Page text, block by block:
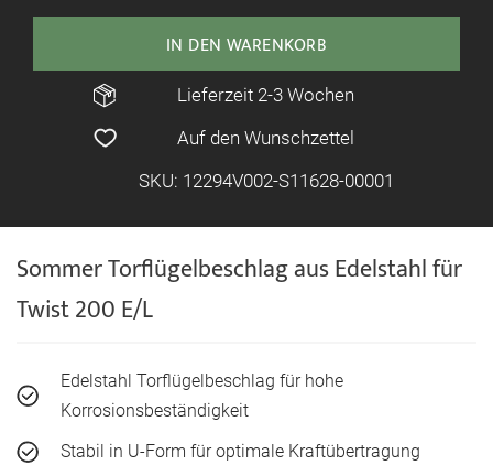
Sommer Torflügelbeschlag aus Edelstahl für
Twist 200 E/L
IN DEN WARENKORB
Lieferzeit 2-3 Wochen
Auf den Wunschzettel
SKU: 12294V002-S11628-00001
Edelstahl Torflügelbeschlag für hohe
Korrosionsbeständigkeit
Stabil in U-Form für optimale Kraftübertragung